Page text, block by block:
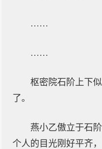
……
……
枢密院石阶上下
了。
燕小乙傲立于石
个人的目光刚好平齐